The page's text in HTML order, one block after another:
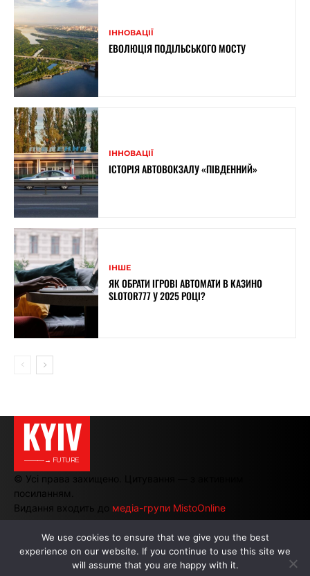
ІННОВАЦІЇ
ЕВОЛЮЦІЯ ПОДІЛЬСЬКОГО МОСТУ
ІННОВАЦІЇ
ІСТОРІЯ АВТОВОКЗАЛУ «ПІВДЕННИЙ»
ІНШЕ
ЯК ОБРАТИ ІГРОВІ АВТОМАТИ В КАЗИНО
SLOTOR777 У 2025 РОЦІ?
KYIV
———→ FUTURE
© Усі права захищено. Цитування — з активним
посиланням.
Видання входить до медіа-групи MistoOnline
АВТОРИ | РЕКЛАМА НА САЙТІ
We use cookies to ensure that we give you the best
experience on our website. If you continue to use this site we
will assume that you are happy with it.